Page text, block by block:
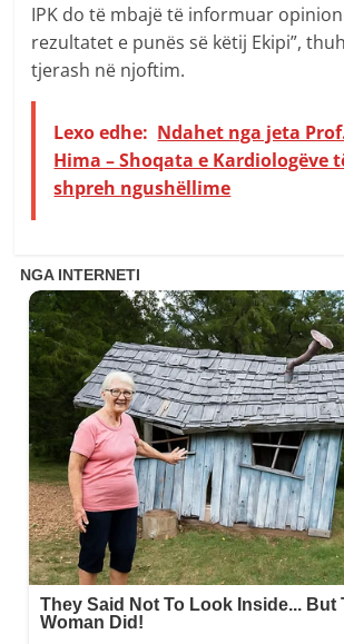
IPK do të mbajë të informuar
rezultatet e punës së këtij Ekipi”,
tjerash në njoftim.
Lexo edhe: Ndahet nga jeta
Hima – Shoqata e Kardiologëve
shpreh ngushëllime